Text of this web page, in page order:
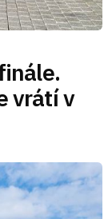
vrátí v